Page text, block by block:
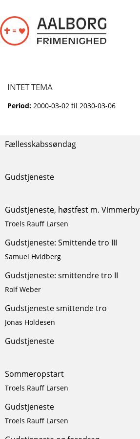
INTET TEMA
Period: 2000-03-02 til 2030-03-06
Fællesskabssøndag
Gudstjeneste
Gudstjeneste, høstfest m. Vimmerby
Troels Rauff Larsen
Gudstjeneste: Smittende tro III
Samuel Hvidberg
Gudstjeneste: smittendre tro II
Rolf Weber
Gudstjeneste smittende tro
Jonas Holdesen
Gudstjeneste
Sommeropstart
Troels Rauff Larsen
Gudstjeneste
Troels Rauff Larsen